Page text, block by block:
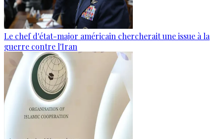
Le chef d'état-major américain chercherait une issue à la
guerre contre l'Iran